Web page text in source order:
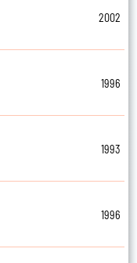
2002
1996
1993
1996